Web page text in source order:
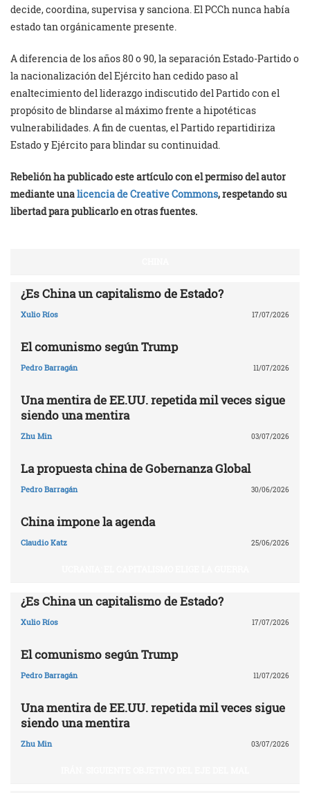
decide, coordina, supervisa y sanciona. El PCCh nunca había
estado tan orgánicamente presente.
A diferencia de los años 80 o 90, la separación Estado-Partido o
la nacionalización del Ejército han cedido paso al
enaltecimiento del liderazgo indiscutido del Partido con el
propósito de blindarse al máximo frente a hipotéticas
vulnerabilidades. A fin de cuentas, el Partido repartidiriza
Estado y Ejército para blindar su continuidad.
Rebelión ha publicado este artículo con el permiso del autor
mediante unalicencia de Creative Commons, respetando su
libertad para publicarlo en otras fuentes.
¿Es China un capitalismo de Estado?
Xulio Ríos 17/07/2026
El comunismo según Trump
Pedro Barragán 11/07/2026
Una mentira de EE.UU. repetida mil veces sigue
siendo una mentira
Zhu Min 03/07/2026
La propuesta china de Gobernanza Global
Pedro Barragán 30/06/2026
China impone la agenda
Claudio Katz 25/06/2026
¿Es China un capitalismo de Estado?
Xulio Ríos 17/07/2026
El comunismo según Trump
Pedro Barragán 11/07/2026
Una mentira de EE.UU. repetida mil veces sigue
siendo una mentira
Zhu Min 03/07/2026